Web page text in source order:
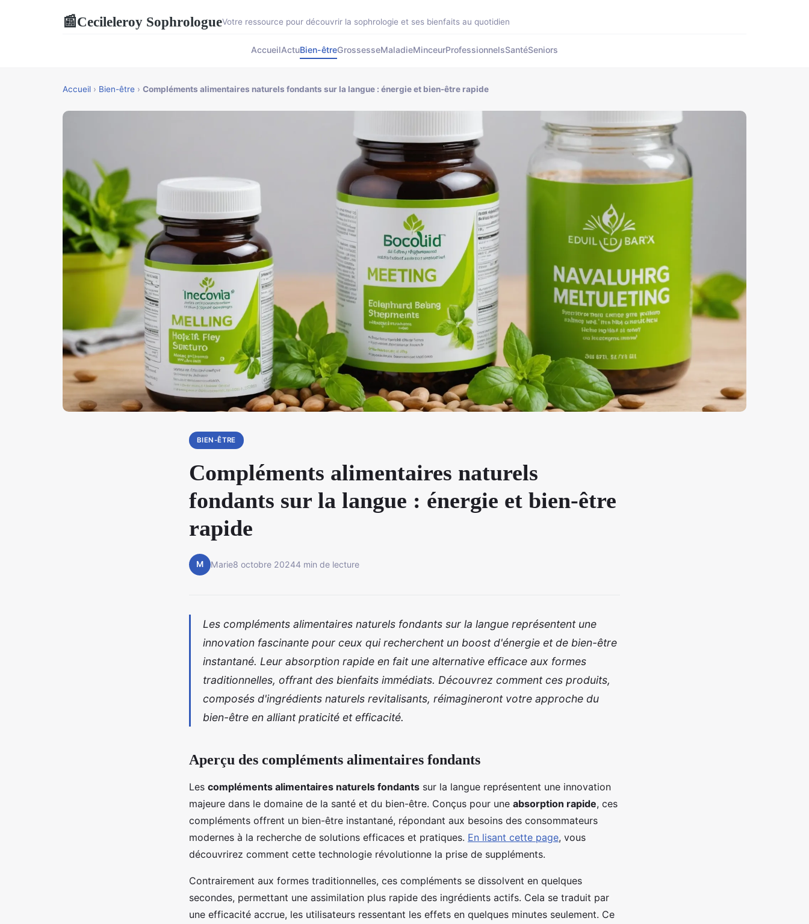
📰Cecileleroy SophrologueVotre ressource pour découvrir la sophrologie et ses bienfaits au quotidien
AccueilActuBien-êtreGrossesseMaladieMinceurProfessionnelsSantéSeniors
Accueil › Bien-être › Compléments alimentaires naturels fondants sur la langue : énergie et bien-être rapide
BIEN-ÊTRE
Compléments alimentaires naturels
fondants sur la langue : énergie et bien-être
rapide
M Marie8 octobre 20244 min de lecture
Les compléments alimentaires naturels fondants sur la langue représentent une
innovation fascinante pour ceux qui recherchent un boost d'énergie et de bien-être
instantané. Leur absorption rapide en fait une alternative efficace aux formes
traditionnelles, offrant des bienfaits immédiats. Découvrez comment ces produits,
composés d'ingrédients naturels revitalisants, réimagineront votre approche du
bien-être en alliant praticité et efficacité.
Aperçu des compléments alimentaires fondants
Les compléments alimentaires naturels fondants sur la langue représentent une innovation
majeure dans le domaine de la santé et du bien-être. Conçus pour une absorption rapide, ces
compléments offrent un bien-être instantané, répondant aux besoins des consommateurs
modernes à la recherche de solutions efficaces et pratiques. En lisant cette page, vous
découvrirez comment cette technologie révolutionne la prise de suppléments.
Contrairement aux formes traditionnelles, ces compléments se dissolvent en quelques
secondes, permettant une assimilation plus rapide des ingrédients actifs. Cela se traduit par
une efficacité accrue, les utilisateurs ressentant les effets en quelques minutes seulement. Ce